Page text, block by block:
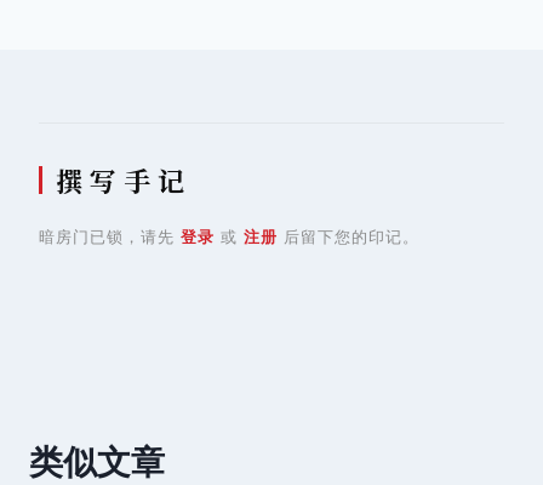
撰 写 手 记
暗房门已锁，请先 登录 或 注册 后留下您的印记。
类似文章